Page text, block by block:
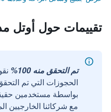
تقييمات حول أوتل
تم التحقق منه 100%
الحجوزات التي تم
مع شركائنا الخارجيين